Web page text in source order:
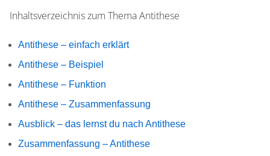
Inhaltsverzeichnis zum ThemaAntithese
Antithese – einfach erklärt
Antithese – Beispiel
Antithese – Funktion
Antithese – Zusammenfassung
Ausblick – das lernst du nach Antithese
Zusammenfassung – Antithese